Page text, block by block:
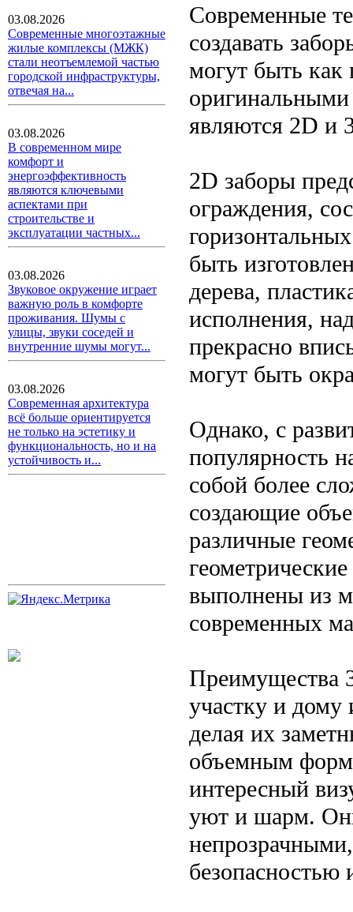
03.08.2026
Современные многоэтажные
жилые комплексы (МЖК)
стали неотъемлемой частью
городской инфраструктуры,
отвечая на...
03.08.2026
В современном мире
комфорт и
энергоэффективность
являются ключевыми
аспектами при
строительстве и
эксплуатации частных...
03.08.2026
Звуковое окружение играет
важную роль в комфорте
проживания. Шумы с
улицы, звуки соседей и
внутренние шумы могут...
03.08.2026
Современная архитектура
всё больше ориентируется
не только на эстетику и
функциональность, но и на
устойчивость и...
Современные
создавать
могут быть
являются 2D и
2D заборы
ограждения,
быть
дерева,
исполнения,
прекрасно
могут быть
Однако, с
популярность
собой более
создающие
различные
выполнены из
современных
Преимущества
участку и дому
делая их
объемным
интересный
уют и шарм.